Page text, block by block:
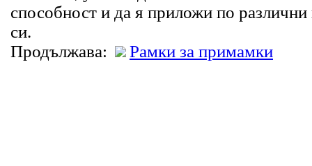
способност и да я приложи по
си.
Продължава:
Рамки за примамки